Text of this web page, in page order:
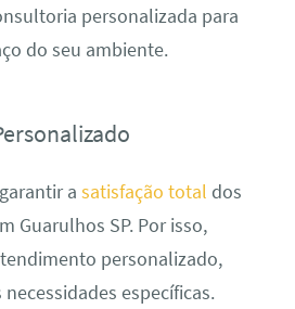
personalizada para
do seu ambiente.
a satisfação total dos
Guarulhos SP. Por isso,
personalizado,
específicas.